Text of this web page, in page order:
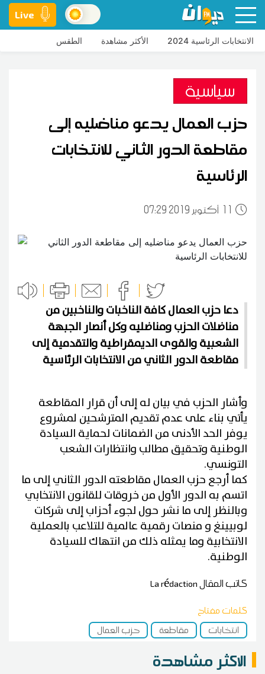
Live
الانتخابات الرئاسية 2024 الأكثر مشاهدة الطقس
سياسية
حزب العمال يدعو مناضليه إلى
مقاطعة الدور الثاني للانتخابات
الرئاسية
11 07:29 2019 أكتوبر
دعا حزب العمال كافة الناخبات والناخبين من
مناضلات الحزب ومناضليه وكل أنصار الجبهة
الشعبية والقوى الديمقراطية والتقدمية إلى
مقاطعة الدور الثاني من الانتخابات الرئاسية
وأشار الحزب في بيان له إلى أن قرار المقاطعة
يأتي بناء على عدم تقديم المترشحين لمشروع
يوفر الحد الأدنى من الضمانات لحماية السيادة
الوطنية وتحقيق مطالب وانتظارات الشعب
التونسي.
كما أرجع حزب العمال مقاطعته الدور الثاني إلى ما
اتسم به الدور الأول من خروقات للقانون الانتخابي
وبالنظر إلى ما نشر حول لجوء أحزاب إلى شركات
لوبيينغ و منصات رقمية عالمية للتلاعب بالعملية
الانتخابية وما يمثله ذلك من انتهاك للسيادة
الوطنية.
كاتب المقالLa rédaction
كلمات مفتاح
انتخابات
مقاطعة حزب العمال
الاكثر مشاهدة